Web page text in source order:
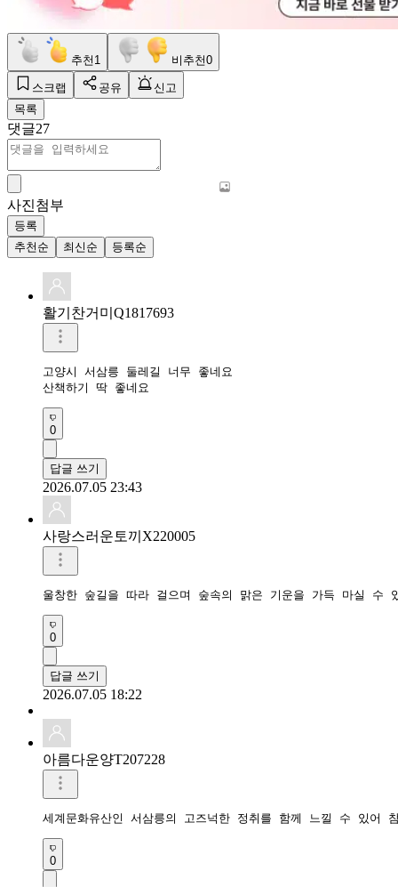
추천 1 비추천0
스크랩 공유
신고
목록
댓글27
사진첨부
등록
추천순
최신순 등록순
활기찬거미Q1817693
고양시 서삼릉 둘레길 너무 좋네요
산책하기 딱 좋네요
0
답글 쓰기
2026.07.05 23:43
사랑스러운토끼X220005
울창한 숲길을 따라 걸으며 숲속의 맑은 기운을 가득 마실 수
0
답글 쓰기
2026.07.05 18:22
아름다운양T207228
세계문화유산인 서삼릉의 고즈넉한 정취를 함께 느낄 수 있
0